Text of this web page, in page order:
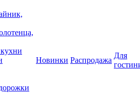
Новинки Распродажа
Для